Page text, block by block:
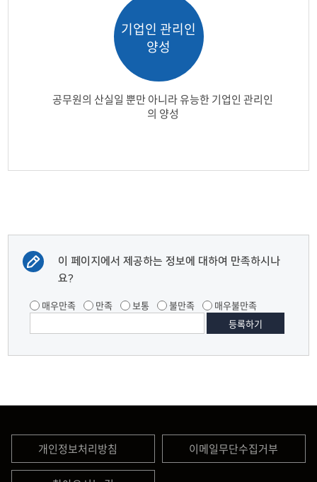
기업인 관리인
양성
공무원의 산실일 뿐만 아니라 유능한 기업인 관리인
의 양성​
이 페이지에서 제공하는 정보에 대하여 만족하시나
요?
매우만족 만족 보통 불만족 매우불만족
개인정보처리방침 이메일무단수집거부